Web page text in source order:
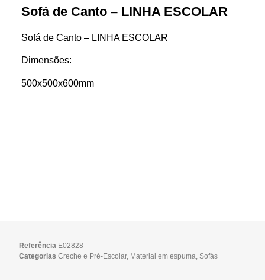
Sofá de Canto – LINHA ESCOLAR
Sofá de Canto – LINHA ESCOLAR
Dimensões:
500x500x600mm
Referência E02828
Categorias Creche e Pré-Escolar, Material em espuma,Sofás